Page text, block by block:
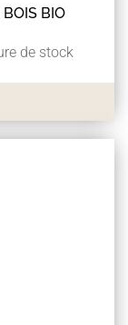
BIO
de stock